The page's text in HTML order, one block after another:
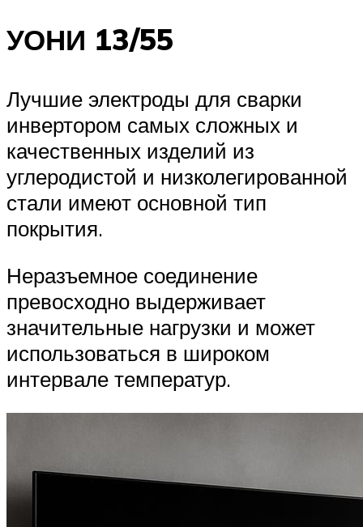
УОНИ 13/55
Лучшие электроды для сварки
инвертором самых сложных и
качественных изделий из
углеродистой и низколегированной
стали имеют основной тип
покрытия.
Неразъемное соединение
превосходно выдерживает
значительные нагрузки и может
использоваться в широком
интервале температур.